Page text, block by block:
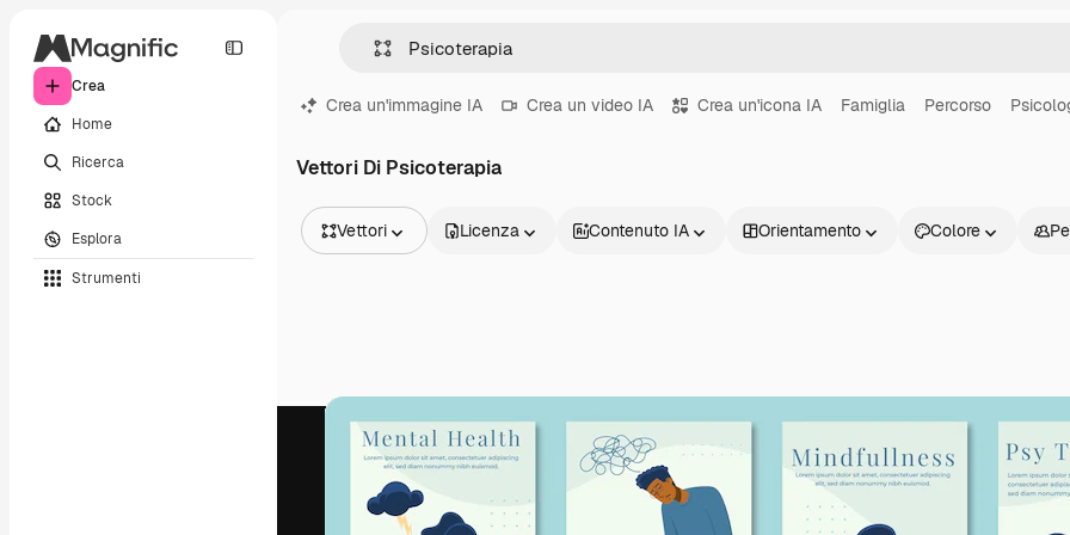
Crea
Home
Ricerca
Stock
Esplora
Strumenti
Crea un'immagine IA Crea un video IA Crea un'icona IA Famiglia Percorso
Vettori Di Psicoterapia
Vettori
Video
Clip video
Motion graphic
Modelli di video
Modelli 3D
Licenza Contenuto IA Orientamento Colore
Prodotti